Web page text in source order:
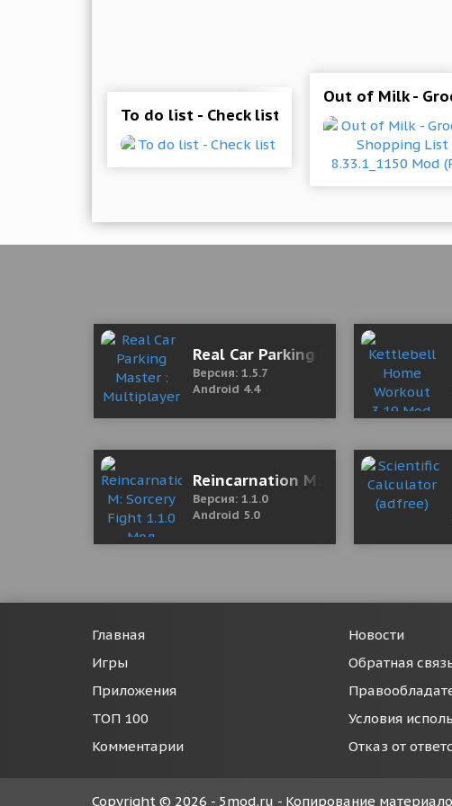
To do list - Check list
Out of Milk -
Real Car Parking Master :
Версия: 1.5.7
Android 4.4
Reincarnation M: Sorcery Fight
Версия: 1.1.0
Android 5.0
Главная
Игры
Приложения
ТОП 100
Комментарии
Новости
Обратная
Условия
Отказ от
Copyright © 2026 - 5mod.ru - Копирование